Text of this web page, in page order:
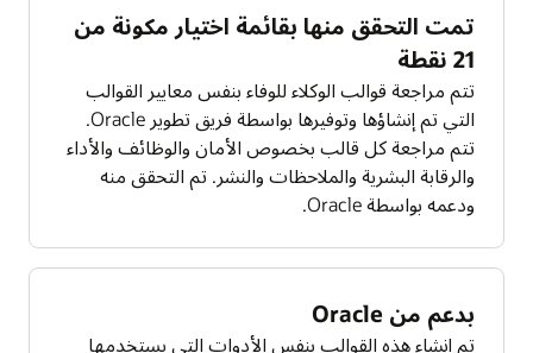
تمت التحقق منها بقائمة اختيار مكونة من
21 نقطة
تتم مراجعة قوالب الوكلاء للوفاء بنفس معايير القوالب
التي تم إنشاؤها وتوفيرها بواسطة فريق تطوير Oracle.
تتم مراجعة كل قالب بخصوص الأمان والوظائف والأداء
والرقابة البشرية والملاحظات والنشر. تم التحقق منه
ودعمه بواسطة Oracle.
بدعم من Oracle
تم إنشاء هذه القوالب بنفس الأدوات التي يستخدمها